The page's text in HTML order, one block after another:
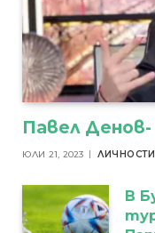
Павел Денов-
ЮЛИ 21, 2023 ЛИЧНОСТИ
В